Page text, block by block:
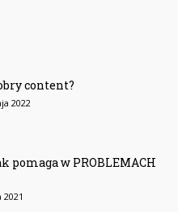
content?
2022
pomaga w PROBLEMACH
2021